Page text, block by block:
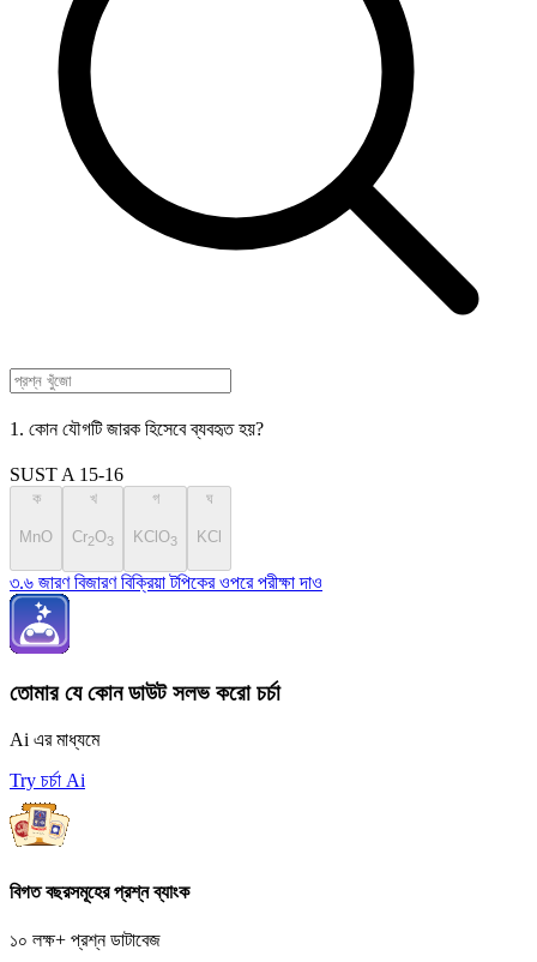
1. কোন যৌগটি জারক হিসেবে ব্যবহৃত হয়?
SUST A 15-16
ক
MnO
খ
Cr2O3
গ
KClO3
ঘ
KCl
৩.৬ জারণ বিজারণ বিক্রিয়া টপিকের ওপরে পরীক্ষা দাও
তোমার যে কোন ডাউট সলভ করো চর্চা
Ai এর মাধ্যমে
Try চর্চা Ai
বিগত বছরসমূহের প্রশ্ন ব্যাংক
১০ লক্ষ+ প্রশ্ন ডাটাবেজ